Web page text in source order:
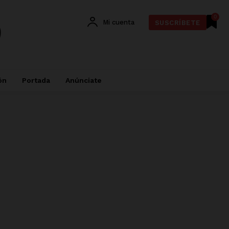
0
Mi cuenta SUSCRÍBETE
Portada Anúnciate